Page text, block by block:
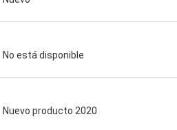
No está disponible
Nuevo producto 2020